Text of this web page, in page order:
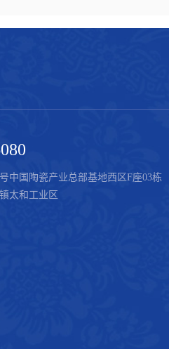
中国陶瓷产业总部基地西区F座03栋
太和工业区